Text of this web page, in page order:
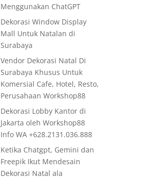
Menggunakan ChatGPT
Dekorasi Window Display
Mall Untuk Natalan di
Surabaya
Vendor Dekorasi Natal Di
Surabaya Khusus Untuk
Komersial Cafe, Hotel, Resto,
Perusahaan Workshop88
Dekorasi Lobby Kantor di
Jakarta oleh Workshop88
Info WA +628.2131.036.888
Ketika Chatgpt, Gemini dan
Freepik Ikut Mendesain
Dekorasi Natal ala